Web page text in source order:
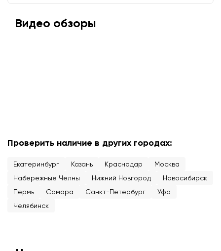
Видео обзоры
Проверить наличие в других городах:
Екатеринбург Казань Краснодар
Москва
Набережные Челны
Нижний Новгород
Новосибирск
Пермь
Самара Санкт-Петербург
Уфа
Челябинск